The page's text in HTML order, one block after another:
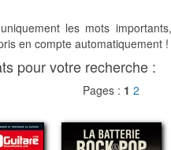
les mots
en compte automatiquement !
pour votre recherche :
Pages : 1 2